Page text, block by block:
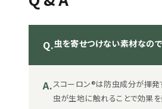
Q.虫を寄せつけない素材なの
A.スコーロン®は防虫成分が揮発
虫が生地に触れることで効果